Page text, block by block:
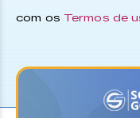
com os Termos de